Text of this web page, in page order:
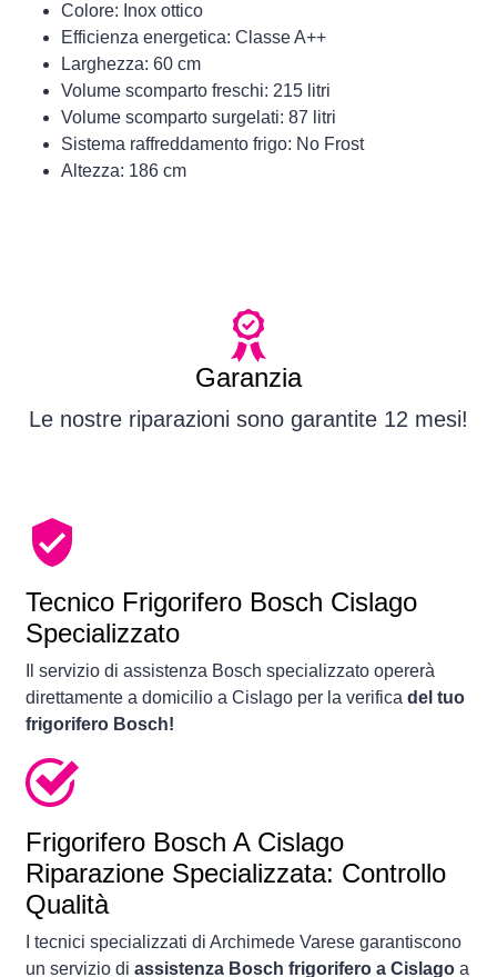
Colore: Inox ottico
Efficienza energetica: Classe A++
Larghezza: 60 cm
Volume scomparto freschi: 215 litri
Volume scomparto surgelati: 87 litri
Sistema raffreddamento frigo: No Frost
Altezza: 186 cm
Garanzia
Le nostre riparazioni sono garantite 12 mesi!
Tecnico Frigorifero Bosch Cislago
Specializzato
Il servizio di assistenza Bosch specializzato opererà
direttamente a domicilio a Cislago per la verifica del tuo
frigorifero Bosch!
Frigorifero Bosch A Cislago
Riparazione Specializzata: Controllo
Qualità
I tecnici specializzati di Archimede Varese garantiscono
un servizio di assistenza Bosch frigorifero a Cislago a